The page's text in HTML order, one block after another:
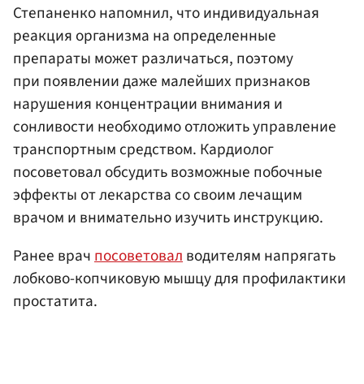
Степаненко напомнил, что индивидуальная
реакция организма на определенные
препараты может различаться, поэтому
при появлении даже малейших признаков
нарушения концентрации внимания и
сонливости необходимо отложить управление
транспортным средством. Кардиолог
посоветовал обсудить возможные побочные
эффекты от лекарства со своим лечащим
врачом и внимательно изучить инструкцию.
Ранее врачпосоветовалводителям напрягать
лобково-копчиковую мышцу для профилактики
простатита.